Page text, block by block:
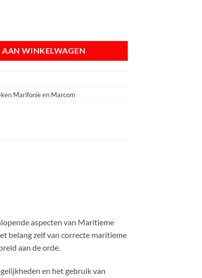
AAN WINKELWAGEN
Marifonie en Marcom
aspecten van Maritieme
belang zelf van correcte maritieme
aan de orde.
en het gebruik van